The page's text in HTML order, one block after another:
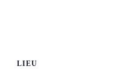
LIEU